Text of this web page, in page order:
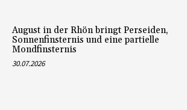
August in der Rhön bringt Perseiden,
Sonnenfinsternis und eine partielle
Mondfinsternis
30.07.2026